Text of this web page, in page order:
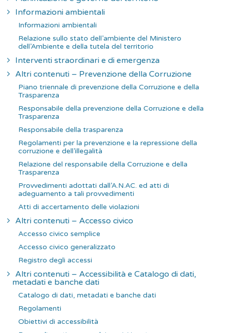
Informazioni ambientali
Informazioni ambientali
Relazione sullo stato dell’ambiente del Ministero
dell’Ambiente e della tutela del territorio
Interventi straordinari e di emergenza
Altri contenuti – Prevenzione della Corruzione
Piano triennale di prevenzione della Corruzione e della
Trasparenza
Responsabile della prevenzione della Corruzione e della
Trasparenza
Responsabile della trasparenza
Regolamenti per la prevenzione e la repressione della
corruzione e dell’illegalità
Relazione del responsabile della Corruzione e della
Trasparenza
Provvedimenti adottati dall’A.N.AC. ed atti di
adeguamento a tali provvedimenti
Atti di accertamento delle violazioni
Altri contenuti – Accesso civico
Accesso civico semplice
Accesso civico generalizzato
Registro degli accessi
Altri contenuti – Accessibilità e Catalogo di dati,
metadati e banche dati
Catalogo di dati, metadati e banche dati
Regolamenti
Obiettivi di accessibilità